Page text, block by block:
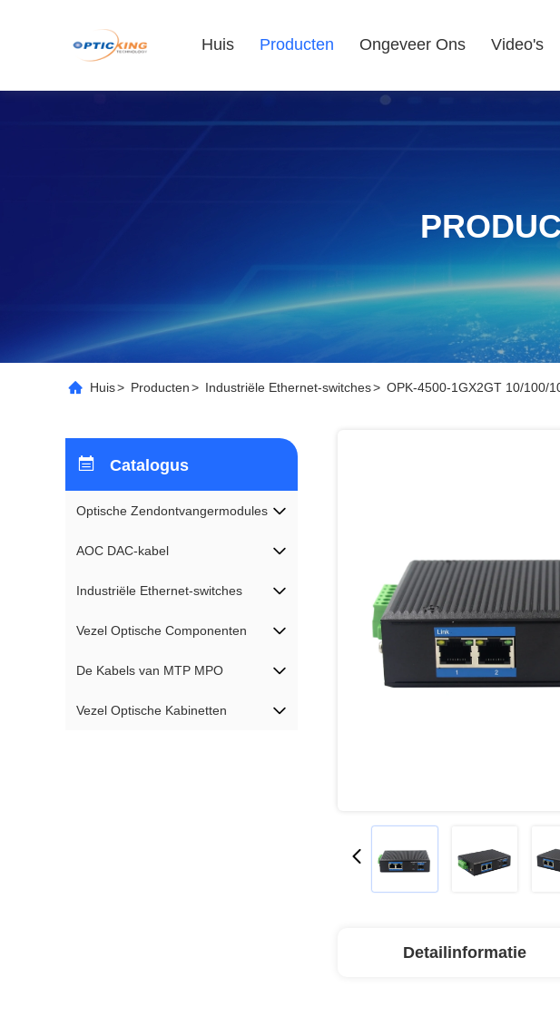
Huis Producten Ongeveer Ons Video's
Huis> Producten> Industriële Ethernet-switches> OPK-4500-1GX2GT 10/100/
Catalogus
Optische Zendontvangermodules
AOC DAC-kabel
Industriële Ethernet-switches
Vezel Optische Componenten
De Kabels van MTP MPO
Vezel Optische Kabinetten
Detailinformatie